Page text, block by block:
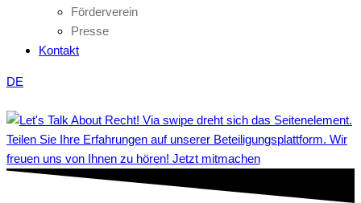
Förderverein
Presse
Kontakt
DE
Teilen Sie Ihre Erfahrungen auf unserer Beteiligungsplattform. Wir
freuen uns von Ihnen zu hören! Jetzt mitmachen